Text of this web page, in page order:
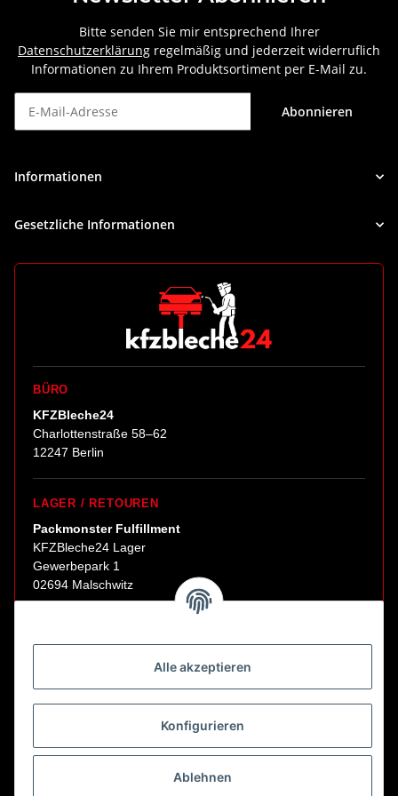
Alle akzeptieren
Konfigurieren
Ablehnen
Bitte senden Sie mir entsprechend Ihrer
Datenschutzerklärung regelmäßig und jederzeit widerruflich
Informationen zu Ihrem Produktsortiment per E-Mail zu.
Abonnieren
Informationen
Gesetzliche Informationen
BÜRO
KFZBleche24
Charlottenstraße 58–62
12247 Berlin
LAGER / RETOUREN
Packmonster Fulfillment
KFZBleche24 Lager
Gewerbepark 1
02694 Malschwitz
Abholungen nur nach Terminvereinbarung.
E-Mail:sales@kfzbleche24.de
Vertrag widerrufen